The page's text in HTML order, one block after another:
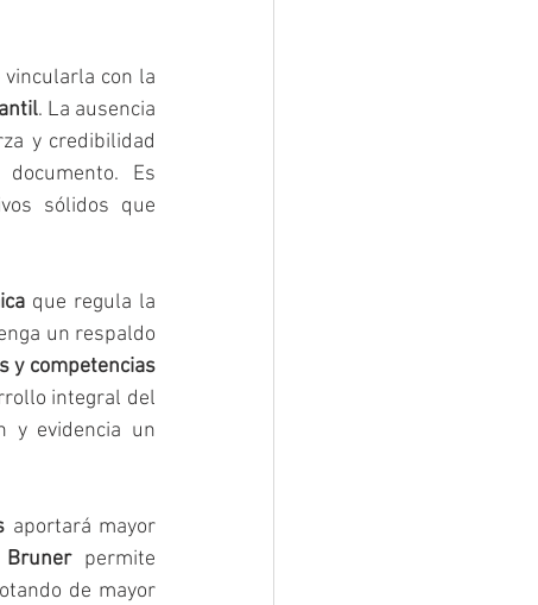
con la
. La ausencia
y credibilidad
Es
sólidos que
que regula la
un respaldo
y competencias
integral del
y evidencia un
aportará mayor
permite
de mayor